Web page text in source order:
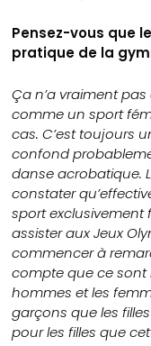
Pensez-vous que
pratique de la
Ça n’a vraiment
comme un sport
cas. C’est toujours
confond
danse acrobatique.
constater
sport exclusivement
assister aux Jeux
commencer à
compte que ce sont
hommes et les
garçons que les
pour les filles que